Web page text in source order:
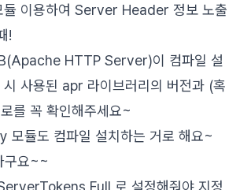
이용하여 Server Header 정보 노출
!
HTTP Server)이 컴파일 설
사용된 apr 라이브러리의 버전과 (혹
를 꼭 확인해주세요~
듈도 컴파일 설치하는 거로 해요~
구요~~
Full 로 설정해줘야 지정